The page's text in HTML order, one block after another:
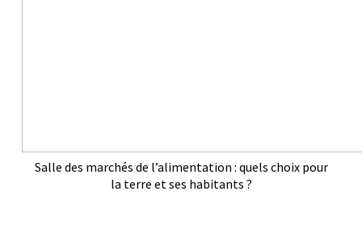
Salle des marchés de l’alimentation : quels choix pour
la terre et ses habitants ?